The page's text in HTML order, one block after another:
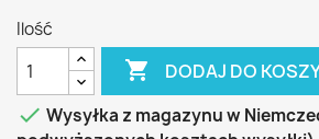
Ilość
 DODAJ DO
 Wysyłka z magazynu w